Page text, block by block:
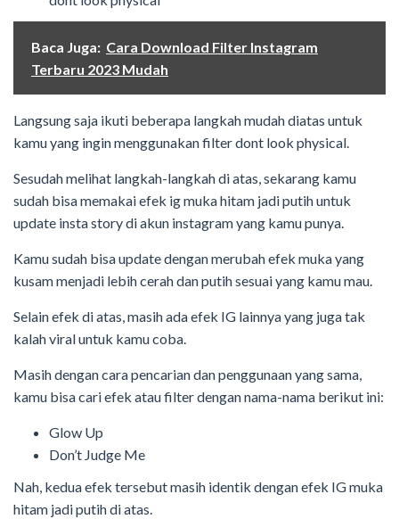
Baca Juga: Cara Download Filter Instagram
Terbaru 2023 Mudah
Langsung saja ikuti beberapa langkah mudah diatas untuk
kamu yang ingin menggunakan filter dont look physical.
Sesudah melihat langkah-langkah di atas, sekarang kamu
sudah bisa memakai efek ig muka hitam jadi putih untuk
update insta story di akun instagram yang kamu punya.
Kamu sudah bisa update dengan merubah efek muka yang
kusam menjadi lebih cerah dan putih sesuai yang kamu mau.
Selain efek di atas, masih ada efek IG lainnya yang juga tak
kalah viral untuk kamu coba.
Masih dengan cara pencarian dan penggunaan yang sama,
kamu bisa cari efek atau filter dengan nama-nama berikut ini:
Glow Up
Don’t Judge Me
Nah, kedua efek tersebut masih identik dengan efek IG muka
hitam jadi putih di atas.